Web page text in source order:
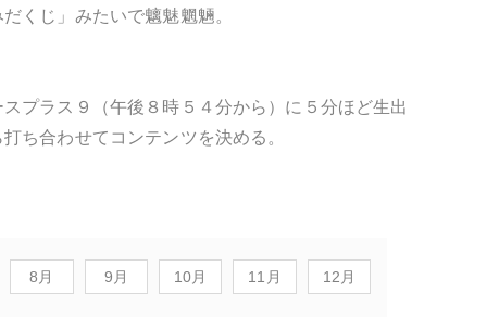
くじ」みたいで魑魅魍魎。
プラス９（午後８時５４分から）に５分ほど生出
ち合わせてコンテンツを決める。
8月 9月 10月 11月 12月